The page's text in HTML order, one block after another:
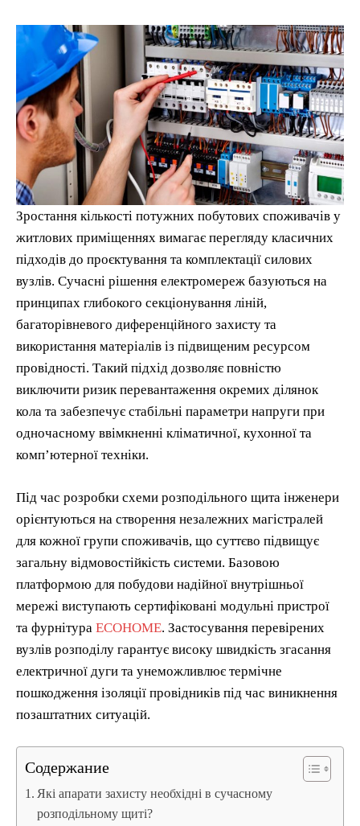
Зростання кількості потужних побутових споживачів у
житлових приміщеннях вимагає перегляду класичних
підходів до проєктування та комплектації силових
вузлів. Сучасні рішення електромереж базуються на
принципах глибокого секціонування ліній,
багаторівневого диференційного захисту та
використання матеріалів із підвищеним ресурсом
провідності. Такий підхід дозволяє повністю
виключити ризик перевантаження окремих ділянок
кола та забезпечує стабільні параметри напруги при
одночасному ввімкненні кліматичної, кухонної та
комп’ютерної техніки.
Під час розробки схеми розподільного щита інженери
орієнтуються на створення незалежних магістралей
для кожної групи споживачів, що суттєво підвищує
загальну відмовостійкість системи. Базовою
платформою для побудови надійної внутрішньої
мережі виступають сертифіковані модульні пристрої
та фурнітура ECOHOME. Застосування перевірених
вузлів розподілу гарантує високу швидкість згасання
електричної дуги та унеможливлює термічне
пошкодження ізоляції провідників під час виникнення
позаштатних ситуацій.
Содержание
Які апарати захисту необхідні в сучасному
розподільному щиті?